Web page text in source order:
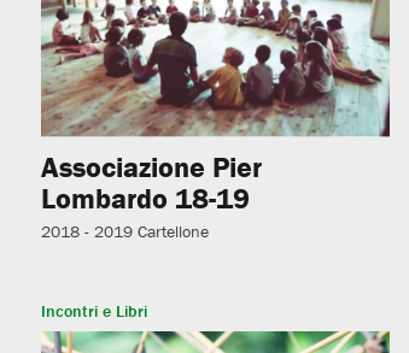
Associazione Pier
Lombardo 18-19
2018 - 2019 Cartellone
Incontri e Libri